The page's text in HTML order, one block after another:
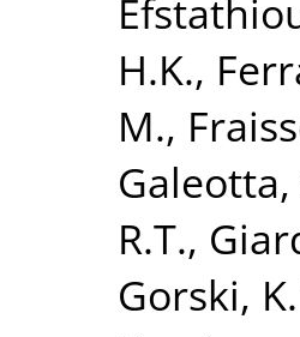
H.K.,
M.,
Galeotta,
R.T.,
Gorski,